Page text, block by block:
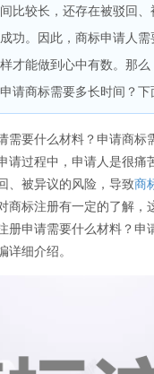
比较长，还存在被驳回
功。因此，商标申请人
才能做到心中有数。那
请商标需要多长时间？
需要什么材料？申请商标
请过程中，申请人是很痛
、被异议的风险，导致商
商标注册有一定的了解，
册申请需要什么材料？申
细介绍。